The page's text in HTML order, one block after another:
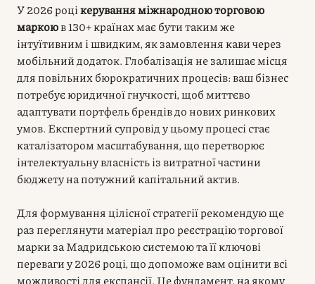
У 2026 роцікерування міжнародною торговою
маркоюв 130+ країнах має бути таким же
інтуїтивним і швидким, як замовлення кави через
мобільний додаток. Глобалізація не залишає місця
для повільних бюрократичних процесів: ваш бізнес
потребує юридичної гнучкості, щоб миттєво
адаптувати портфель брендів до нових ринкових
умов. Експертний супровід у цьому процесі стає
каталізатором масштабування, що перетворює
інтелектуальну власність із витратної частини
бюджету на потужний капітальний актив.
Для формування цілісної стратегії рекомендую ще
раз переглянути матеріал про реєстрацію торгової
марки за Мадридською системою та її ключові
переваги у 2026 році, що допоможе вам оцінити всі
можливості для експансії. Це фундамент, на якому